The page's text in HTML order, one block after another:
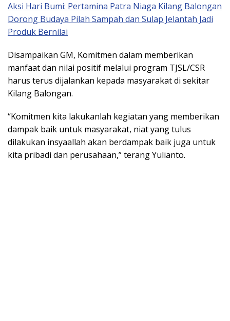
Aksi Hari Bumi: Pertamina Patra Niaga Kilang Balongan
Dorong Budaya Pilah Sampah dan Sulap Jelantah Jadi
Produk Bernilai
Disampaikan GM, Komitmen dalam memberikan
manfaat dan nilai positif melalui program TJSL/CSR
harus terus dijalankan kepada masyarakat di sekitar
Kilang Balongan.
“Komitmen kita lakukanlah kegiatan yang memberikan
dampak baik untuk masyarakat, niat yang tulus
dilakukan insyaallah akan berdampak baik juga untuk
kita pribadi dan perusahaan,” terang Yulianto.